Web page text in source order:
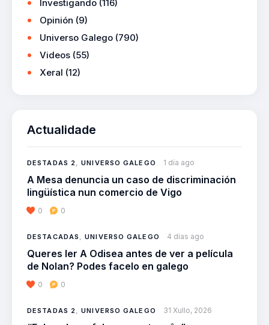
Investigando (116)
Opinión (9)
Universo Galego (790)
Videos (55)
Xeral (12)
Actualidade
DESTADAS 2,UNIVERSO GALEGO 1 día ago
A Mesa denuncia un caso de discriminación
lingüística nun comercio de Vigo
0 0
DESTACADAS ,UNIVERSO GALEGO 4 días ago
Queres ler A Odisea antes de ver a película
de Nolan? Podes facelo en galego
0 0
DESTADAS 2,UNIVERSO GALEGO 31 Xullo, 2026